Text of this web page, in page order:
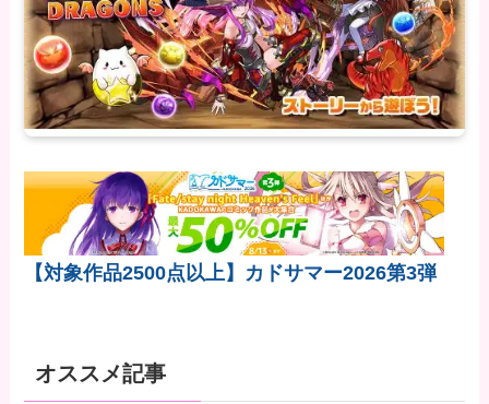
【対象作品2500点以上】カドサマー2026第3弾
オススメ記事